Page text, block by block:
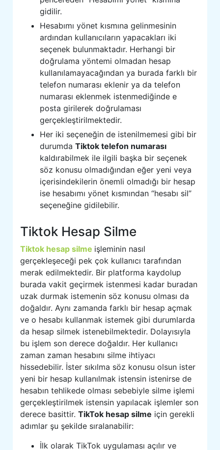
gidilir.
Hesabımı yönet kısmına gelinmesinin
ardından kullanıcıların yapacakları iki
seçenek bulunmaktadır. Herhangi bir
doğrulama yöntemi olmadan hesap
kullanılamayacağından ya burada farklı bir
telefon numarası eklenir ya da telefon
numarası eklenmek istenmediğinde e
posta girilerek doğrulaması
gerçekleştirilmektedir.
Her iki seçeneğin de istenilmemesi gibi bir
durumdaTiktok telefon numarası
kaldırabilmek ile ilgili başka bir seçenek
söz konusu olmadığından eğer yeni veya
içerisindekilerin önemli olmadığı bir hesap
ise hesabımı yönet kısmından “hesabı sil”
seçeneğine gidilebilir.
Tiktok Hesap Silme
Tiktok hesap silme işleminin nasıl
gerçekleşeceği pek çok kullanıcı tarafından
merak edilmektedir. Bir platforma kaydolup
burada vakit geçirmek istenmesi kadar buradan
uzak durmak istemenin söz konusu olması da
doğaldır. Aynı zamanda farklı bir hesap açmak
ve o hesabı kullanmak istemek gibi durumlarda
da hesap silmek istenebilmektedir. Dolayısıyla
bu işlem son derece doğaldır. Her kullanıcı
zaman zaman hesabını silme ihtiyacı
hissedebilir. İster sıkılma söz konusu olsun ister
yeni bir hesap kullanılmak istensin istenirse de
hesabın tehlikede olması sebebiyle silme işlemi
gerçekleştirilmek istensin yapılacak işlemler son
derece basittir.TikTok hesap silme için gerekli
adımlar şu şekilde sıralanabilir:
İlk olarak TikTok uygulaması açılır ve